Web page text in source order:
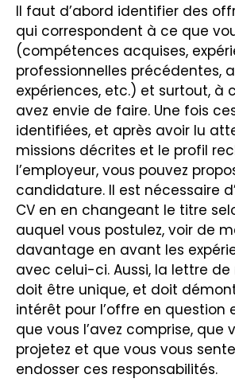
Il faut d’abord identifier des
qui correspondent à ce que
(compétences acquises,
professionnelles précédentes,
expériences, etc.) et surtout, à
avez envie de faire. Une fois
identifiées, et après avoir lu
missions décrites et le profil
l’employeur, vous pouvez
candidature. Il est nécessaire
CV en en changeant le titre
auquel vous postulez, voir de
davantage en avant les
avec celui-ci. Aussi, la lettre
doit être unique, et doit
intérêt pour l’offre en question
que vous l’avez comprise, que
projetez et que vous vous
endosser ces responsabilités.